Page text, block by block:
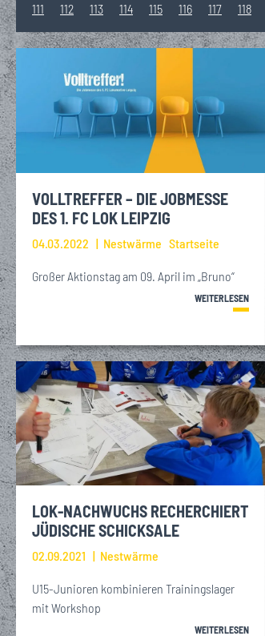
111 112 113 114 115 116 117 118
VOLLTREFFER – DIE JOBMESSE
DES 1. FC LOK LEIPZIG
04.03.2022 Nestwärme Startseite
Großer Aktionstag am 09. April im „Bruno“
WEITERLESEN
LOK-NACHWUCHS RECHERCHIERT
JÜDISCHE SCHICKSALE
02.09.2021 Nestwärme
U15-Junioren kombinieren Trainingslager
mit Workshop
WEITERLESEN